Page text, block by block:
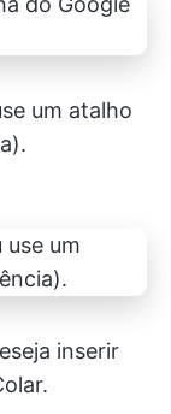
um atalho
inserir